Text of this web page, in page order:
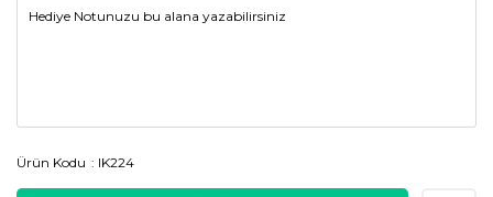
Ürün Kodu IK224